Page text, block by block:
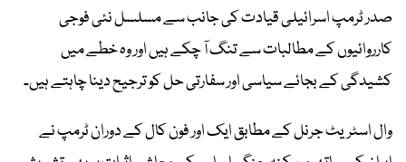
صدر ٹرمپ اسرائیلی قیادت کی جانب سے مسلسل نئی فوجی
کارروائیوں کے مطالبات سے تنگ آ چکے ہیں اور وہ خطے میں
کشیدگی کے بجائے سیاسی اور سفارتی حل کو ترجیح دینا چاہتے ہیں۔
وال اسٹریٹ جرنل کے مطابق ایک اور فون کال کے دوران ٹرمپ نے